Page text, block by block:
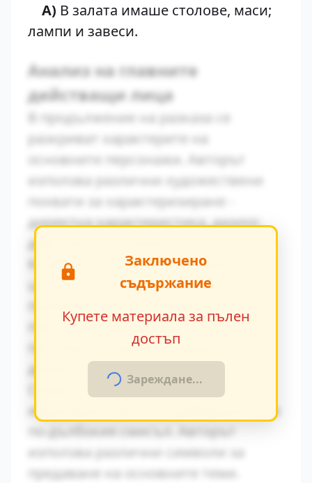
А) В залата имаше столове, маси;
лампи и завеси.
Анализ на главните
действащи лица
В продължение на разказа се
разкриват характерите на
основните персонажи. Авторът
използва различни художествени
похвати за характеризиране -
директна характеристика, диалог,
действия и вътрешен монолог.
Конфликтът между традиционните
ценности и модерните идеи се
персонажите. Това
противопоставяне създава
драматично напрежение.
Символиката в произведението
играе важна роля за разбирането на
използва различни символи за
предаване на основните теми.
Заключено
съдържание
Купете материала за пълен
достъп
Зареждане...